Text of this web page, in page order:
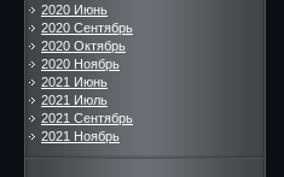
2020 Июнь
2020 Сентябрь
2020 Октябрь
2020 Ноябрь
2021 Июнь
2021 Июль
2021 Сентябрь
2021 Ноябрь